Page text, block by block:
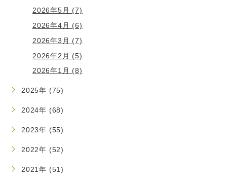
2026年5月 (7)
2026年4月 (6)
2026年3月 (7)
2026年2月 (5)
2026年1月 (8)
2025年 (75)
2024年 (68)
2023年 (55)
2022年 (52)
2021年 (51)